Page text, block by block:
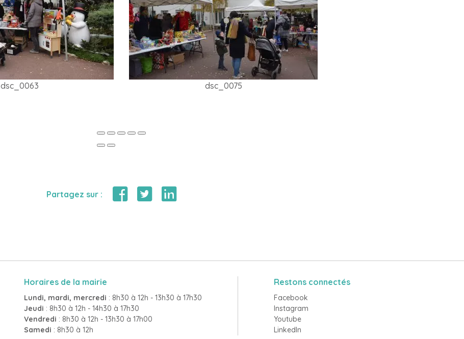
dsc_0063 dsc_0075
Partagez sur :
Horaires de la mairie
Lundi, mardi, mercredi : 8h30 à 12h - 13h30 à 17h30
Jeudi : 8h30 à 12h - 14h30 à 17h30
Vendredi : 8h30 à 12h - 13h30 à 17h00
Samedi : 8h30 à 12h
Restons connectés
Facebook
Instagram
Youtube
LinkedIn